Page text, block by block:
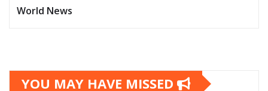
World News
YOU MAY HAVE MISSED